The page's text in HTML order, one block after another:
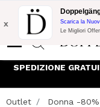
Promo Flash:
10% di
x
Scarica la
Le Migliori
SPEDIZIONE
Outlet Donna -80%